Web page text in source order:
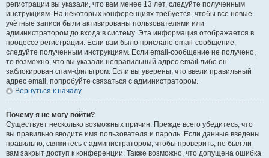
регистрации вы указали, что вам менее 13 лет, следуйте полученным
инструкциям. На некоторых конференциях требуется, чтобы все новые
учётные записи были активированы пользователями или
администратором до входа в систему. Эта информация отображается в
процессе регистрации. Если вам было прислано email-сообщение,
следуйте полученным инструкциям. Если email-сообщение не получено,
то возможно, что вы указали неправильный адрес email либо он
заблокирован спам-фильтром. Если вы уверены, что ввели правильный
адрес email, попробуйте связаться с администратором.
Вернуться к началу
Почему я не могу войти?
Существует несколько возможных причин. Прежде всего убедитесь, что
вы правильно вводите имя пользователя и пароль. Если данные введены
правильно, свяжитесь с администратором, чтобы проверить, не был ли
вам закрыт доступ к конференции. Также возможно, что допущена ошибка